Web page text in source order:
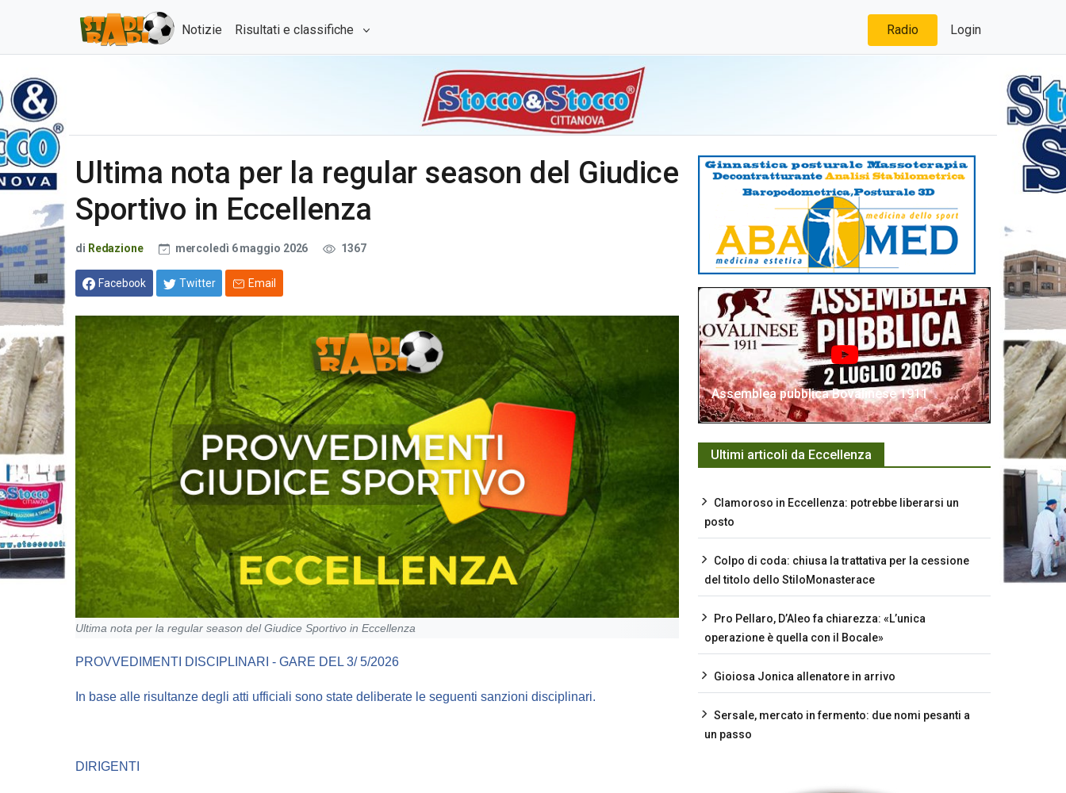
Notizie Risultati e classifiche Radio Login
Ultima nota per la regular season del Giudice
Sportivo in Eccellenza
di Redazione mercoledì 6 maggio 2026 1367
Facebook Twitter Email
Ultima nota per la regular season del Giudice Sportivo in Eccellenza
PROVVEDIMENTI DISCIPLINARI - GARE DEL 3/ 5/2026
In base alle risultanze degli atti ufficiali sono state deliberate le seguenti sanzioni disciplinari.
DIRIGENTI
Assemblea pubblica Bovalinese 1911
Ultimi articoli da Eccellenza
Clamoroso in Eccellenza: potrebbe liberarsi un
posto
Colpo di coda: chiusa la trattativa per la cessione
del titolo dello StiloMonasterace
Pro Pellaro, D’Aleo fa chiarezza: «L’unica
operazione è quella con il Bocale»
Gioiosa Jonica allenatore in arrivo
Sersale, mercato in fermento: due nomi pesanti a
un passo